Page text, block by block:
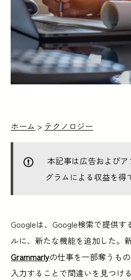
ホーム > テクノロジー
本記事は広告および
グラムによる収益を得
Googleは、Google検索で提供
ルに、新たな機能を追加した。
Grammarlyの仕事を一部奪うも
入力することで間違いを見つけ